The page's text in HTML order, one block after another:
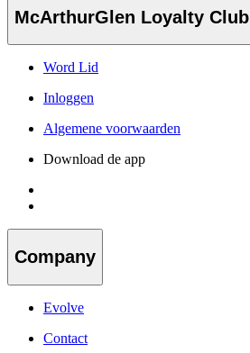
McArthurGlen Loyalty Club
Word Lid
Inloggen
Algemene voorwaarden
Download de app
Company
Evolve
Contact